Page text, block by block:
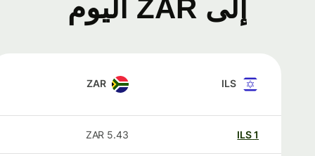
إلى ZAR اليوم
ILS
ZAR
ILS
5.43
ZAR